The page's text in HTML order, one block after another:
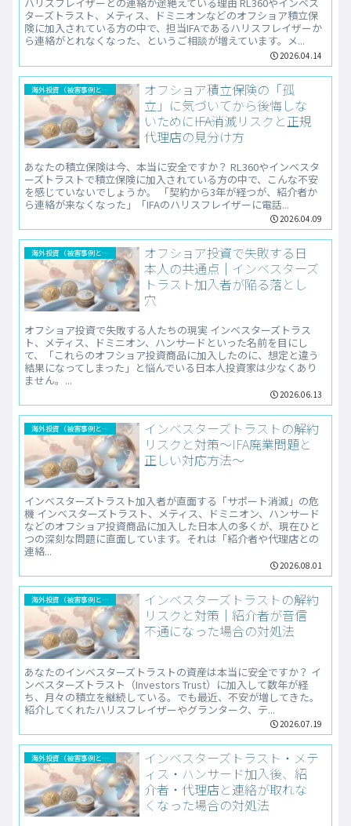
ハリスフレイザーとの連絡が途絶えている理由 RL360やインベス
ターズトラスト、メティス、ドミニオンなどのオフショア積立保
険に加入されている方の中で、担当IFAであるハリスフレイザーか
ら連絡がとれなくなった、というご相談が増えています。メ...
2026.04.14
海外投資（被害事例と解決法）
オフショア積立保険の「孤
立」に気づいてから後悔しな
いために――IFA消滅リスクと正規
代理店の見分け方
あなたの積立保険は今、本当に安全ですか？ RL360やインベスタ
ーズトラストで積立保険に加入されている方の中で、こんな不安
を感じていないでしょうか。 「契約から3年が経つが、紹介者か
ら連絡が来なくなった」「IFAのハリスフレイザーに電話...
2026.04.09
海外投資（被害事例と解決法）
オフショア投資で失敗する日
本人の共通点｜インベスターズ
トラスト加入者が陥る落とし
穴
オフショア投資で失敗する人たちの現実 インベスターズトラス
ト、メティス、ドミニオン、ハンサードといった名前を目にし
て、「これらのオフショア投資商品に加入したのに、想定と違う
結果になってしまった」と悩んでいる日本人投資家は少なくあり
ません。...
2026.06.13
海外投資（被害事例と解決法）
インベスターズトラストの解約
リスクと対策～IFA廃業問題と
正しい対応方法～
インベスターズトラスト加入者が直面する「サポート消滅」の危
機 インベスターズトラスト、メティス、ドミニオン、ハンサード
などのオフショア投資商品に加入した日本人の多くが、現在ひと
つの深刻な問題に直面しています。それは「紹介者や代理店との
連絡...
2026.08.01
海外投資（被害事例と解決法）
インベスターズトラストの解約
リスクと対策｜紹介者が音信
不通になった場合の対処法
あなたのインベスターズトラストの資産は本当に安全ですか？ イ
ンベスターズトラスト（Investors Trust）に加入して数年が経
ち、月々の積立を継続している。でも最近、不安が増してきた。
紹介してくれたハリスフレイザーやグランターク、テ...
2026.07.19
海外投資（被害事例と解決法）
インベスターズトラスト・メテ
ィス・ハンサード加入後、紹
介者・代理店と連絡が取れな
くなった場合の対処法